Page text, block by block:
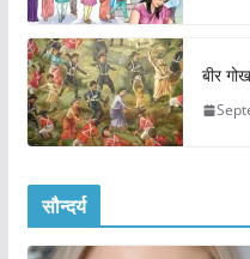
बीर
सौन्दर्य